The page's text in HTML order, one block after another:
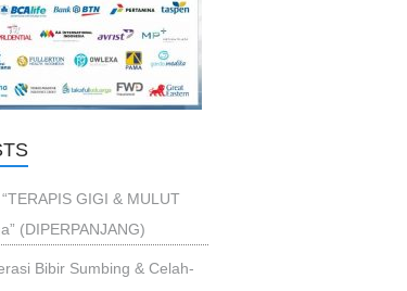
GIGI & MULUT
(DIPERPANJANG)
Bibir Sumbing & Celah-